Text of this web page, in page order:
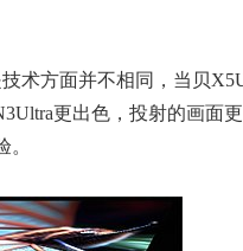
术方面并不相同，当贝
更出色，投射的画面